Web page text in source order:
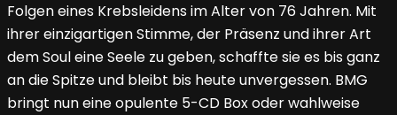
Folgen eines Krebsleidens im Alter von 76 Jahren. Mit
ihrer einzigartigen Stimme, der Präsenz und ihrer Art
dem Soul eine Seele zu geben, schaffte sie es bis ganz
an die Spitze und bleibt bis heute unvergessen. BMG
bringt nun eine opulente 5-CD Box oder wahlweise